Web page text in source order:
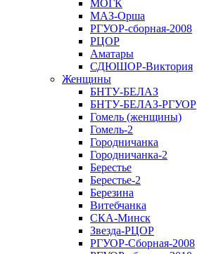
МОГК
МАЗ-Орша
РГУОР-сборная-2008
РЦОР
Аматары
СДЮШОР-Виктория
Женщины
БНТУ-БЕЛАЗ
БНТУ-БЕЛАЗ-РГУОР
Гомель (женщины)
Гомель-2
Городничанка
Городничанка-2
Берестье
Берестье-2
Березина
Витебчанка
СКА-Минск
Звезда-РЦОР
РГУОР-Сборная-2008